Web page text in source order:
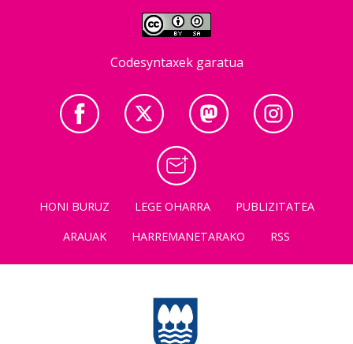
Codesyntaxek garatua
HONI BURUZ LEGE OHARRA
PUBLIZITATEA
ARAUAK
HARREMANETARAKO RSS